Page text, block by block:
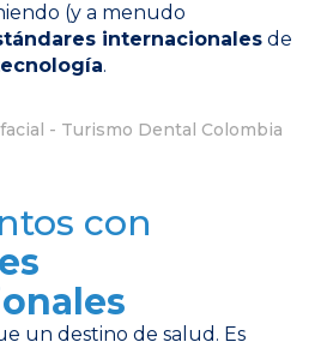
(y a menudo
internacionales de
.
con
un destino de salud. Es